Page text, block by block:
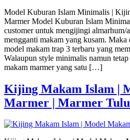
Model Kuburan Islam Minimalis |
Marmer Model Kuburan Islam
customer untuk mengijingi almarhum/
mengganti makam yang kusam.
model makam trap 3 terbaru yang
Walaupun style minimalis namun
makam marmer yang satu […]
Kijing Makam Islam |
Marmer | Marmer